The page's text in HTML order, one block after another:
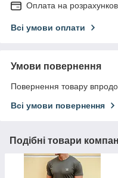
Оплата на
Всі умови оплати
Умови повернення
Повернення товару
Всі умови повернення
Подібні товари